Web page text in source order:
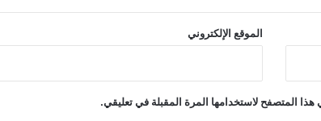
الموقع الإلكتروني
المتصفح لاستخدامها المرة المقبلة في تعليقي.